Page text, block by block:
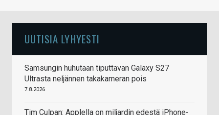
UUTISIA LYHYESTI
Samsungin huhutaan tiputtavan Galaxy S27
Ultrasta neljännen takakameran pois
7.8.2026
Tim Culpan: Applella on miljardin edestä iPhone-